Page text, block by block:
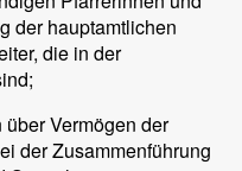
der hauptamtlichen
die in der
Vermögen der
der Zusammenführung